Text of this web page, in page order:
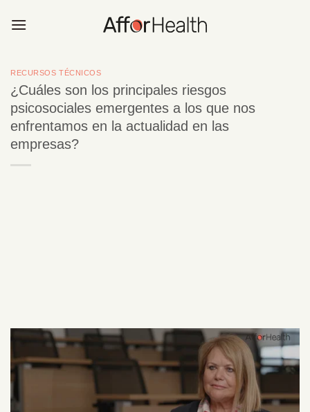
RECURSOS TÉCNICOS
¿Cuáles son los principales riesgos
psicosociales emergentes a los que nos
enfrentamos en la actualidad en las
empresas?